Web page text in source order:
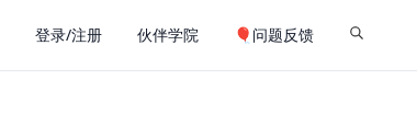
登录/注册 伙伴学院 🎈问题反馈